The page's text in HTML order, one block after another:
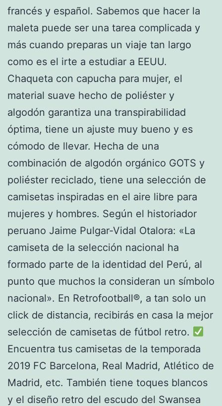
francés y español. Sabemos que hacer la
maleta puede ser una tarea complicada y
más cuando preparas un viaje tan largo
como es el irte a estudiar a EEUU.
Chaqueta con capucha para mujer, el
material suave hecho de poliéster y
algodón garantiza una transpirabilidad
óptima, tiene un ajuste muy bueno y es
cómodo de llevar. Hecha de una
combinación de algodón orgánico GOTS y
poliéster reciclado, tiene una selección de
camisetas inspiradas en el aire libre para
mujeres y hombres. Según el historiador
peruano Jaime Pulgar-Vidal Otalora: «La
camiseta de la selección nacional ha
formado parte de la identidad del Perú, al
punto que muchos la consideran un símbolo
nacional». En Retrofootball®, a tan solo un
click de distancia, recibirás en casa la mejor
selección de camisetas de fútbol retro.
Encuentra tus camisetas de la temporada
2019 FC Barcelona, Real Madrid, Atlético de
Madrid, etc. También tiene toques blancos
y el diseño retro del escudo del Swansea